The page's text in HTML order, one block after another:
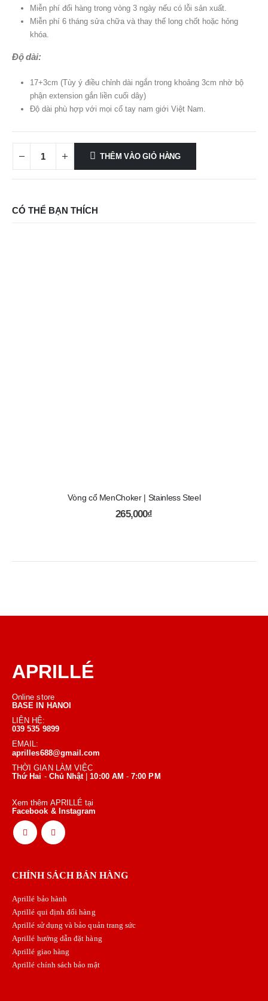
Miễn phí đổi hàng trong vòng 3 ngày nếu có lỗi sản xuất.
Miễn phí 6 tháng sửa chữa và thay thế long chốt hoặc hỏng
khóa.
Độ dài:
17+3cm (Tùy ý điều chỉnh dài ngắn trong khoảng 3cm nhờ bộ
phận extension gắn liền cuối dây)
Độ dài phù hợp với mọi cổ tay nam giới Việt Nam.
THÊM VÀO GIỎ HÀNG
CÓ THỂ BẠN THÍCH
Vòng cổ MenChoker | Stainless Steel
265,000₫
APRILLÉ
Online store
BASE IN HANOI
LIÊN HỆ:
039 535 9899
EMAIL:
aprilles688@gmail.com
THỜI GIAN LÀM VIỆC
Thứ Hai -Chủ Nhật |10:00 AM - 7:00 PM
Xem thêm APRILLÉ tại
Facebook & Instagram
CHÍNH SÁCH BÁN HÀNG
Aprillé bảo hành
Aprillé qui định đổi hàng
Aprillé sử dụng và bảo quản trang sức
Aprillé hướng dẫn đặt hàng
Aprillé giao hàng
Aprillé chính sách bảo mật